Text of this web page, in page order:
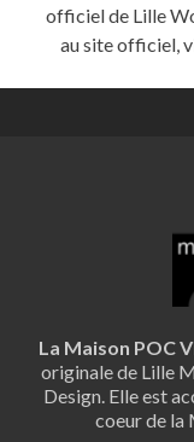
officiel de Lille
au site officiel,
La Maison POC
originale de Lille
Design. Elle est
coeur de la